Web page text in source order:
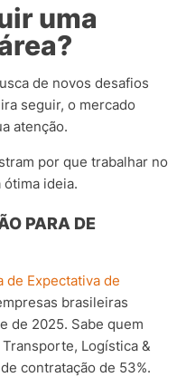
uma
de novos desafios
seguir, o mercado
atenção.
por que trabalhar no
ideia.
PARA DE
de Expectativa de
brasileiras
de 2025. Sabe quem
Logística &
contratação de 53%.